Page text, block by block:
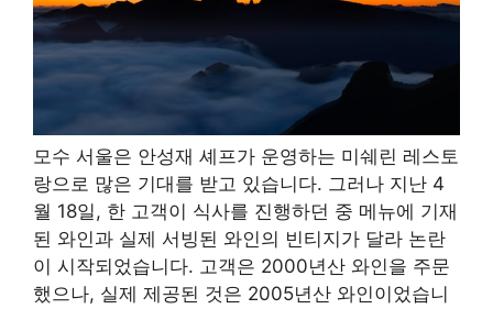
모수 서울은 안성재 셰프가 운영하는 미쉐린 레스토
랑으로 많은 기대를 받고 있습니다. 그러나 지난 4
월 18일, 한 고객이 식사를 진행하던 중 메뉴에 기재
된 와인과 실제 서빙된 와인의 빈티지가 달라 논란
이 시작되었습니다. 고객은 2000년산 와인을 주문
했으나, 실제 제공된 것은 2005년산 와인이었습니